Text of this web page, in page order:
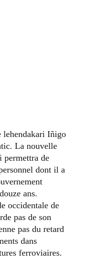
lehendakari Iñigo
La nouvelle
permettra de
dont il a
ans.
occidentale de
pas de son
pas du retard
dans
ferroviaires.